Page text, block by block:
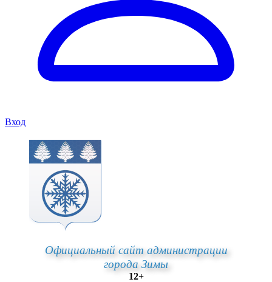
Вход
Официальный сайт администрации
города Зимы
12+